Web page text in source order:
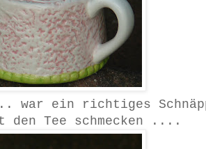
war ein richtiges
Tee schmecken ....